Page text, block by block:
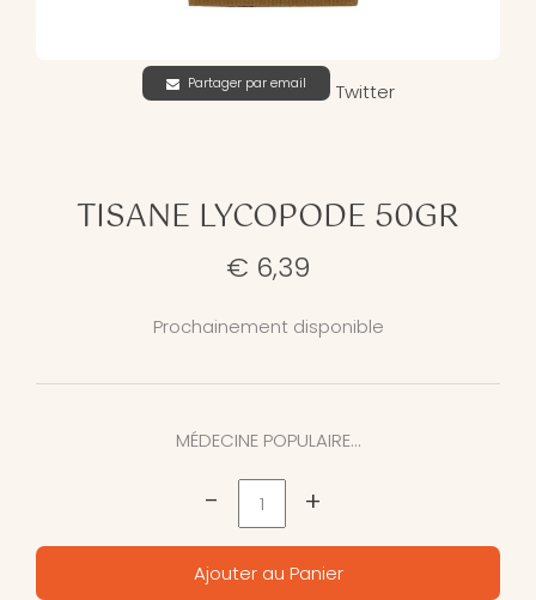
Partager par email Twitter
TISANE LYCOPODE 50GR
€ 6,39
Prochainement disponible
MÉDECINE POPULAIRE…
- +
Ajouter au Panier